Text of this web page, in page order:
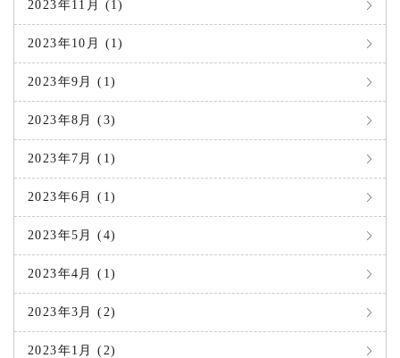
2023年11月 (1)
2023年10月 (1)
2023年9月 (1)
2023年8月 (3)
2023年7月 (1)
2023年6月 (1)
2023年5月 (4)
2023年4月 (1)
2023年3月 (2)
2023年1月 (2)